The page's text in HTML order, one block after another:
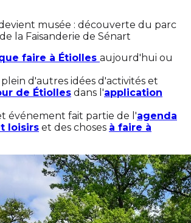
musée : découverte du parc
la Faisanderie de Sénart
faire à Étiolles aujourd'hui ou
d'autres idées d'activités et
de Étiolles dans l'application
événement fait partie de l'agenda
loisirs et des choses à faire à